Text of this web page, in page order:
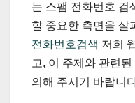
는 스팸 전화번호 검
할 중요한 측면을 살
전화번호검색 저희
고, 이 주제와 관련
의해 주시기 바랍니